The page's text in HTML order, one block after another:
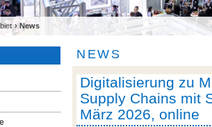
› News
NEWS
Digitalisierung zu
Supply Chains mit
März 2026, online